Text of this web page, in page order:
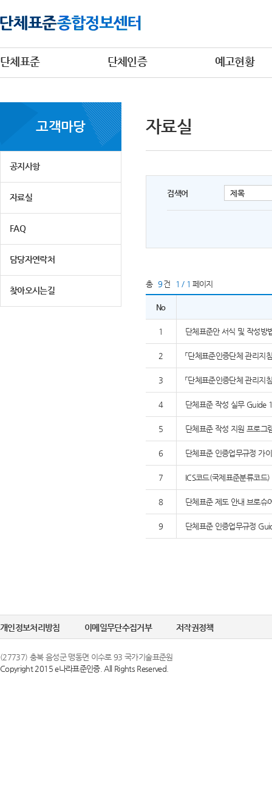
단체표준 단체인증 예고현황
고객마당
공지사항
자료실
FAQ
담당자연락처
찾아오시는길
자료실
검색어
총 9 건 1 / 1 페이지
No
1 단체표준안 서식 및 작성방
2 「단체표준인증단체 관리지
3 「단체표준인증단체 관리지
4 단체표준 작성 실무 Guide
5 단체표준 작성 지원 프로
6 단체표준 인증업무규정 가
7 ICS코드(국제표준분류코드
8 단체표준 제도 안내 브로슈
9 단체표준 인증업무규정
개인정보처리방침 이메일무단수집거부 저작권정책
(27737) 충북 음성군 맹동면 이수로 93 국가기술표준원
Copyright 2015 e나라표준인증. All Rights Reserved.